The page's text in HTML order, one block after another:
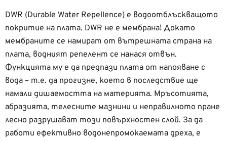
DWR (Durable Water Repellence) е водоотблъскващото
покритие на плата. DWR не е мембрана! Докато
мембраните се намират от вътрешната страна на
плата, водният репелент се нанася отвън.
Функцията му е да предпази плата от напояване с
вода – т.е. да прогизне, което в последствие ще
намали дишаемостта на материята. Мръсотията,
абразията, телесните мазнини и неправилното пране
лесно разрушават този повърхностен слой. За да
работи ефективно водонепромокаемата дреха, е